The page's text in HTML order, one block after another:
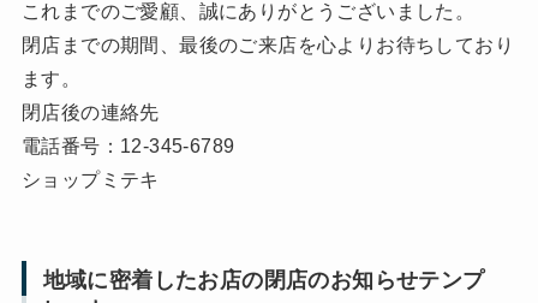
これまでのご愛顧、誠にありがとうございました。
閉店までの期間、最後のご来店を心よりお待ちしており
ます。
閉店後の連絡先
電話番号：12-345-6789
ショップミテキ
地域に密着したお店の閉店のお知らせテンプ